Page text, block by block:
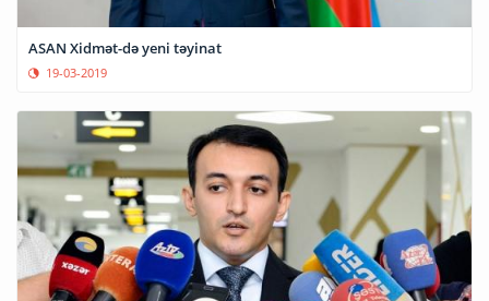
ASAN Xidmət-də yeni təyinat
19-03-2019